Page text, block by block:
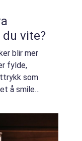
vite?
blir mer
fylde,
som
å smile
bare om